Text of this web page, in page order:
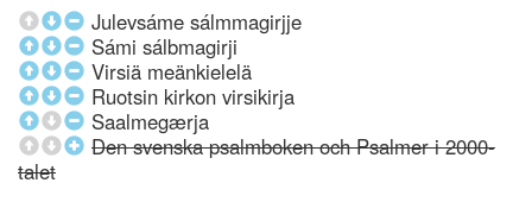
Julevsáme sálmmagirjje
Sámi sálbmagirji
Virsiä meänkielelä
Ruotsin kirkon virsikirja
Saalmegærja
Den svenska psalmboken och Psalmer i 2000-
talet